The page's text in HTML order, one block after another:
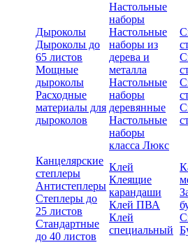
Дыроколы
Дыроколы до
65 листов
Мощные
дыроколы
Расходные
материалы для
дыроколов
Настольные
наборы
Настольные
наборы из
дерева и
металла
Настольные
наборы
деревянные
Настольные
наборы
класса Люкс
Канцелярские
степлеры
Антистеплеры
Степлеры до
25 листов
Стандартные
до 40 листов
Клей
Клеящие
карандаши
Клей ПВА
Клей
специальный